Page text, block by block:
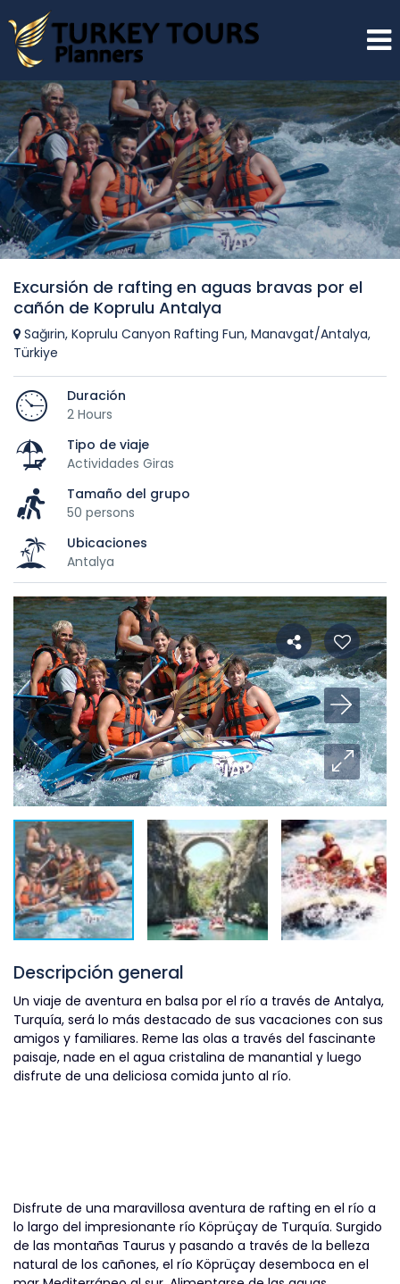
Excursión de rafting en aguas bravas por el
cañón de Koprulu Antalya
Sağırin, Koprulu Canyon Rafting Fun, Manavgat/Antalya,
Türkiye
Duración
2 Hours
Tipo de viaje
Actividades Giras
Tamaño del grupo
50 persons
Ubicaciones
Antalya
Descripción general
Un viaje de aventura en balsa por el río a través de Antalya,
Turquía, será lo más destacado de sus vacaciones con sus
amigos y familiares. Reme las olas a través del fascinante
paisaje, nade en el agua cristalina de manantial y luego
disfrute de una deliciosa comida junto al río.
Disfrute de una maravillosa aventura de rafting en el río a
lo largo del impresionante río Köprüçay de Turquía. Surgido
de las montañas Taurus y pasando a través de la belleza
natural de los cañones, el río Köprüçay desemboca en el